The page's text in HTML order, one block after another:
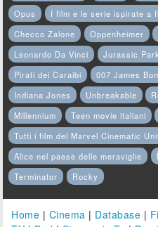
Opus
I film e le serie ispirate a
Checco Zalone
Oppenheimer
Leonardo Da Vinci
Jurassic
Pirati dei Caraibi
007 James
Indiana Jones
Unbreakable
Millennium
Teen movie italiani
Tutti i film del Marvel Cinematic
Alice nel paese delle meraviglie
Terminator
Rocky
Home | Cinema | Database |